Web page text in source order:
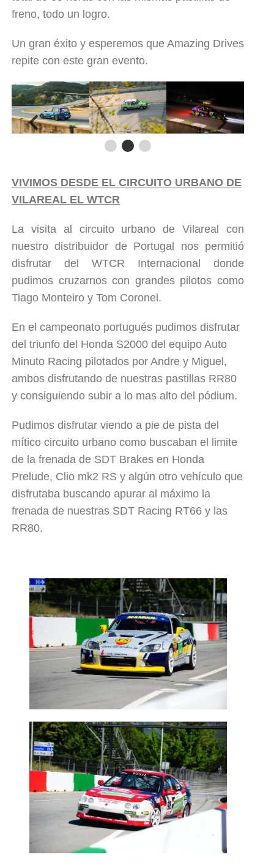
freno, todo un logro.
Un gran éxito y esperemos que Amazing Drives
repite con este gran evento.
VIVIMOS DESDE EL CIRCUITO URBANO DE
VILAREAL EL WTCR
La visita al circuito urbano de Vilareal con
nuestro distribuidor de Portugal nos permitió
disfrutar del WTCR Internacional donde
pudimos cruzarnos con grandes pilotos como
Tiago Monteiro y Tom Coronel.
En el campeonato portugués pudimos disfrutar
del triunfo del Honda S2000 del equipo Auto
Minuto Racing pilotados por Andre y Miguel,
ambos disfrutando de nuestras pastillas RR80
y consiguiendo subir a lo mas alto del pódium.
Pudimos disfrutar viendo a pie de pista del
mítico circuito urbano como buscaban el limite
de la frenada de SDT Brakes en Honda
Prelude, Clio mk2 RS y algún otro vehículo que
disfrutaba buscando apurar al máximo la
frenada de nuestras SDT Racing RT66 y las
RR80.